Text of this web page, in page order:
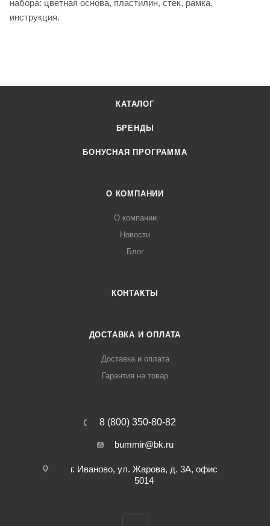
набора: цветная основа, пластилин, стек, рамка,
инструкция.
КАТАЛОГ
БРЕНДЫ
БОНУСНАЯ ПРОГРАММА
О КОМПАНИИ
О компании
Новости
Блог
КОНТАКТЫ
ДОСТАВКА И ОПЛАТА
Доставка и оплата
Гарантия на товар
8 (800) 350-80-82
bummir@bk.ru
г. Иваново, ул. Жарова, д. 3А, офис
5014